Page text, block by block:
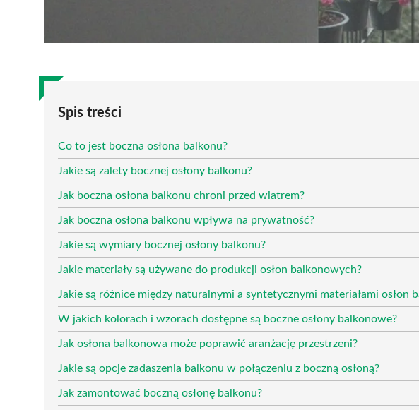
Spis treści
Co to jest boczna osłona balkonu?
Jakie są zalety bocznej osłony balkonu?
Jak boczna osłona balkonu chroni przed wiatrem?
Jak boczna osłona balkonu wpływa na prywatność?
Jakie są wymiary bocznej osłony balkonu?
Jakie materiały są używane do produkcji osłon balkonowych?
Jakie są różnice między naturalnymi a syntetycznymi materiałami osłon
W jakich kolorach i wzorach dostępne są boczne osłony balkonowe?
Jak osłona balkonowa może poprawić aranżację przestrzeni?
Jakie są opcje zadaszenia balkonu w połączeniu z boczną osłoną?
Jak zamontować boczną osłonę balkonu?